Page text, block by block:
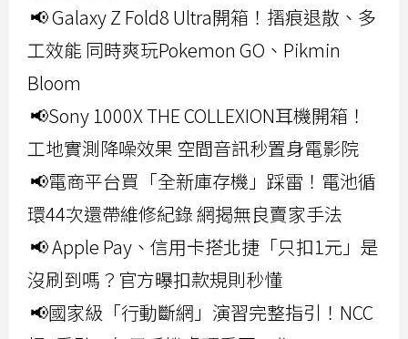
📢 Galaxy Z Fold8 Ultra開箱！摺痕退散、多
工效能 同時爽玩Pokemon GO、Pikmin
Bloom
📢Sony 1000X THE COLLEXION耳機開箱！
工地實測降噪效果 空間音訊秒置身電影院
📢電商平台買「全新庫存機」踩雷！電池循
環44次還帶維修紀錄 網揭無良賣家手法
📢 Apple Pay、信用卡搭北捷「只扣1元」是
沒刷到嗎？官方曝扣款規則秒懂
📢國家級「行動斷網」演習完整指引！NCC